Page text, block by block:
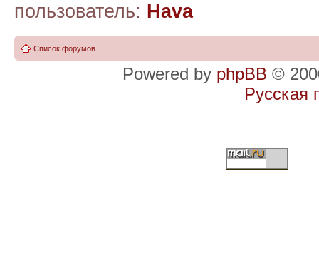
пользователь: Hava
Список форумов
Powered by phpBB ©
Русская